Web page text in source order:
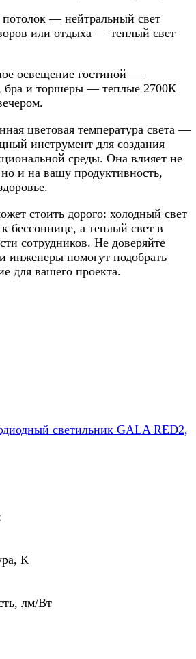
— нейтральный свет
или отдыха — теплый свет
освещение гостиной —
бра и торшеры — теплые 2700К
цветовая температура света —
инструмент для создания
среды. Она влияет не
но и на вашу продуктивность,
стоить дорого: холодный свет
бессоннице, а теплый свет в
сотрудников. Не доверяйте
инженеры помогут подобрать
для вашего проекта.
светильник GALA RED2,
К
лм/Вт